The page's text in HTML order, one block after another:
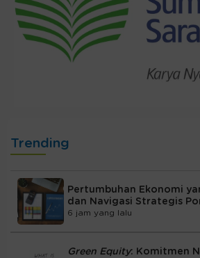
Trending
Pertumbuhan Ekonomi
dan Navigasi Strategis
6 jam yang lalu
Green Equity: Komitmen